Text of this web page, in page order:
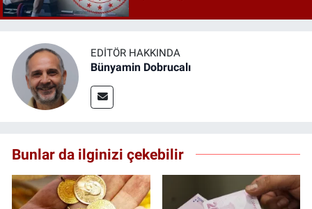
EDITÖR HAKKINDA
Bünyamin Dobrucalı
Bunlar da ilginizi çekebilir